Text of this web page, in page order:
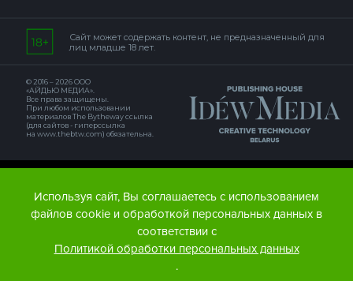
Сайт может содержать контент, не предназначенный для
лиц младше 18 лет.
© 2016 – 2026 ООО
«АЙДЬЮ МЕДИА».
Все права защищены.
При любом использовании
материалов The Bytheway ссылка
(для сайтов - гиперссылка
на www.thebtw.com) обязательна.
Используя сайт, Вы соглашаетесь с использованием
файлов cookie и обработкой персональных данных в
соответствии с
Политикой обработки персональных данных
.